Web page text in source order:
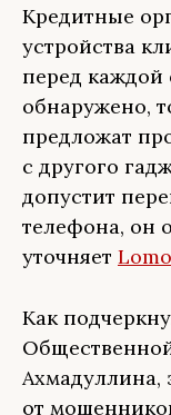
Кредитные
устройства
перед каждой
обнаружено,
предложат
с другого
допустит
телефона, он
уточняет
Как
Ахмадуллина,
от